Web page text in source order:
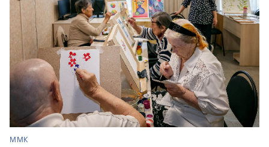
ММК